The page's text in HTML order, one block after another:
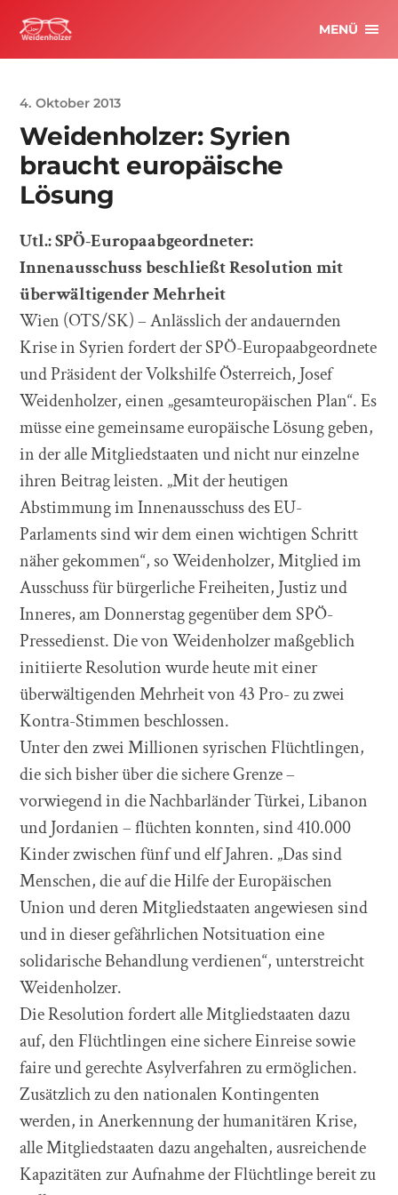
MENÜ
4. Oktober 2013
Weidenholzer: Syrien
braucht europäische
Lösung
Utl.: SPÖ-Europaabgeordneter:
Innenausschuss beschließt Resolution mit
überwältigender Mehrheit
Wien (OTS/SK) – Anlässlich der andauernden
Krise in Syrien fordert der SPÖ-Europaabgeordnete
und Präsident der Volkshilfe Österreich, Josef
Weidenholzer, einen „gesamteuropäischen Plan“. Es
müsse eine gemeinsame europäische Lösung geben,
in der alle Mitgliedstaaten und nicht nur einzelne
ihren Beitrag leisten. „Mit der heutigen
Abstimmung im Innenausschuss des EU-
Parlaments sind wir dem einen wichtigen Schritt
näher gekommen“, so Weidenholzer, Mitglied im
Ausschuss für bürgerliche Freiheiten, Justiz und
Inneres, am Donnerstag gegenüber dem SPÖ-
Pressedienst. Die von Weidenholzer maßgeblich
initiierte Resolution wurde heute mit einer
überwältigenden Mehrheit von 43 Pro- zu zwei
Kontra-Stimmen beschlossen.
Unter den zwei Millionen syrischen Flüchtlingen,
die sich bisher über die sichere Grenze –
vorwiegend in die Nachbarländer Türkei, Libanon
und Jordanien – flüchten konnten, sind 410.000
Kinder zwischen fünf und elf Jahren. „Das sind
Menschen, die auf die Hilfe der Europäischen
Union und deren Mitgliedstaaten angewiesen sind
und in dieser gefährlichen Notsituation eine
solidarische Behandlung verdienen“, unterstreicht
Weidenholzer.
Die Resolution fordert alle Mitgliedstaaten dazu
auf, den Flüchtlingen eine sichere Einreise sowie
faire und gerechte Asylverfahren zu ermöglichen.
Zusätzlich zu den nationalen Kontingenten
werden, in Anerkennung der humanitären Krise,
alle Mitgliedstaaten dazu angehalten, ausreichende
Kapazitäten zur Aufnahme der Flüchtlinge bereit zu